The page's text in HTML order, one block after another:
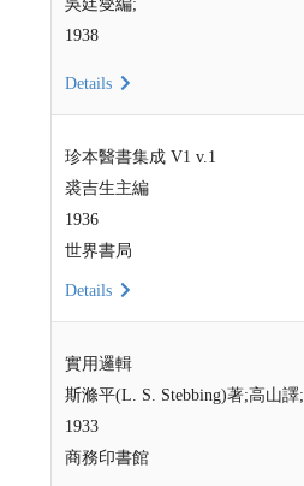
吳廷燮編;
1938
Details
珍本醫書集成 V1 v.1
裘吉生主編
1936
世界書局
Details
實用邏輯
斯滌平(L. S. Stebbing)著;高山譯;
1933
商務印書館